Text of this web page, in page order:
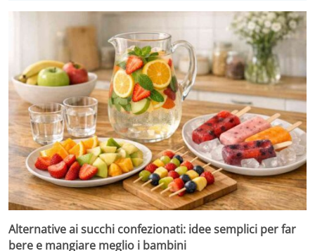
Alternative ai succhi confezionati: idee semplici per far
bere e mangiare meglio i bambini